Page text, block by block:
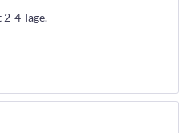
4 Tage.